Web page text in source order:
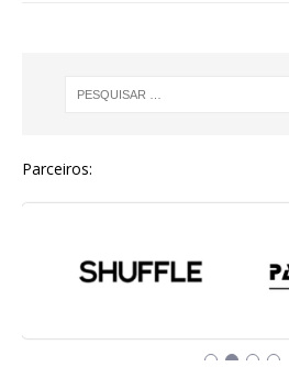
Parceiros: